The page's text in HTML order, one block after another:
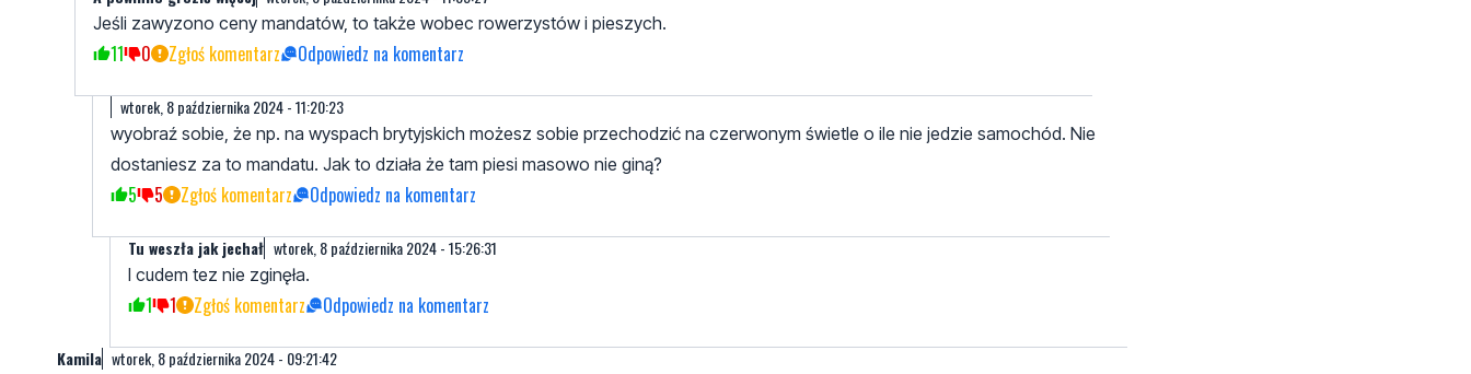
Jeśli zawyzono ceny mandatów, to także wobec rowerzystów i pieszych.
11 0 Zgłoś komentarz Odpowiedz na komentarz
wtorek, 8 października 2024 - 11:20:23
wyobraź sobie, że np. na wyspach brytyjskich możesz sobie przechodzić na czerwonym świetle o ile nie jedzie samochód. Nie
dostaniesz za to mandatu. Jak to działa że tam piesi masowo nie giną?
5 5 Zgłoś komentarz Odpowiedz na komentarz
Tu weszła jak jechał wtorek, 8 października 2024 - 15:26:31
I cudem tez nie zginęła.
1 1 Zgłoś komentarz Odpowiedz na komentarz
Kamila wtorek, 8 października 2024 - 09:21:42